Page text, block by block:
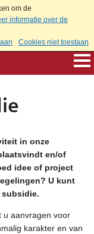
om de
informatie over de
Cookies niet toestaan
in onze
en/of
idee of project
U kunt
subsidie.
u aanvragen voor
karakter en van